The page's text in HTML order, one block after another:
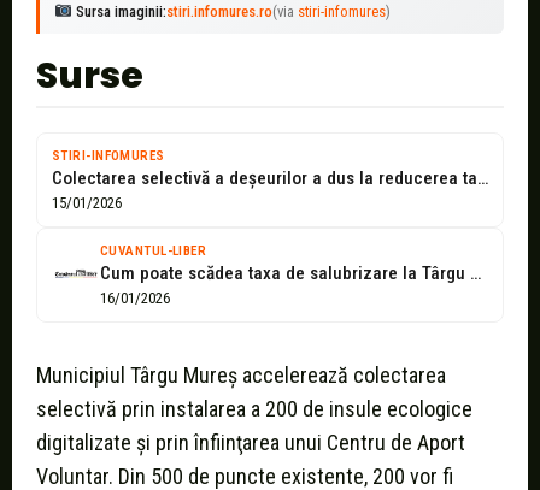
Sursa imaginii:stiri.infomures.ro(via stiri-infomures)
Surse
STIRI-INFOMURES
Colectarea selectivă a deșeurilor a dus la reducerea taxei de salubrizare cu...
15/01/2026
CUVANTUL-LIBER
Cum poate scădea taxa de salubrizare la Târgu Mureș?
16/01/2026
Municipiul Târgu Mureș accelerează colectarea
selectivă prin instalarea a 200 de insule ecologice
digitalizate şi prin înfiinţarea unui Centru de Aport
Voluntar. Din 500 de puncte existente, 200 vor fi